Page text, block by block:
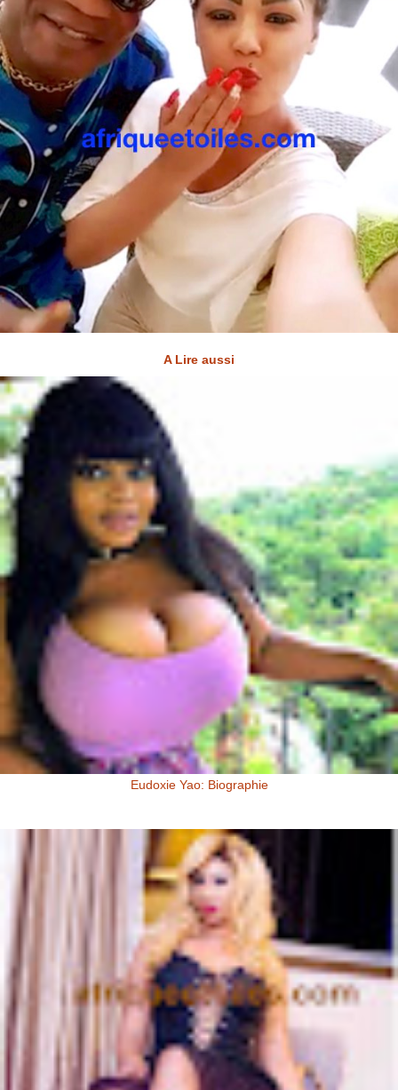
A Lire aussi
Eudoxie Yao: Biographie